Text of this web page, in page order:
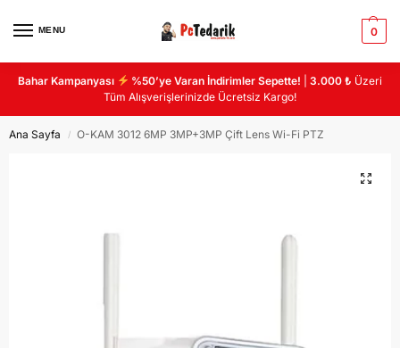
MENU 0
Bahar Kampanyası %50’ye Varan İndirimler Sepette! |3.000 ₺ Üzeri
Tüm Alışverişlerinizde Ücretsiz Kargo!
Ana Sayfa / O-KAM 3012 6MP 3MP+3MP Çift Lens Wi-Fi PTZ